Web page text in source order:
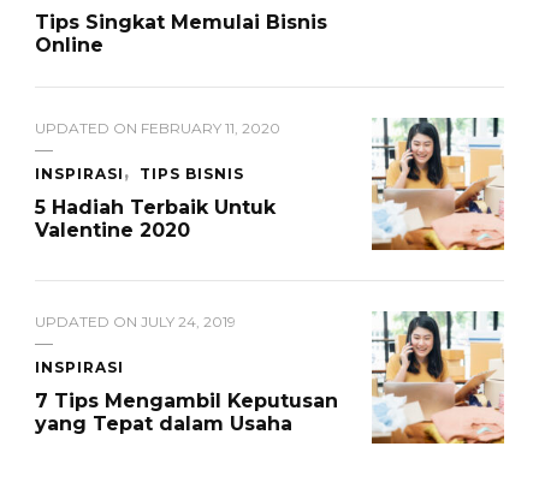
Tips Singkat Memulai Bisnis
Online
UPDATED ON FEBRUARY 11, 2020
INSPIRASI TIPS BISNIS
5 Hadiah Terbaik Untuk
Valentine 2020
UPDATED ON JULY 24, 2019
INSPIRASI
7 Tips Mengambil Keputusan
yang Tepat dalam Usaha